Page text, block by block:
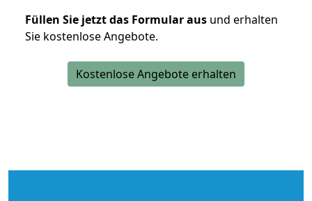
Füllen Sie jetzt das Formular aus und erhalten
Sie kostenlose Angebote.
Kostenlose Angebote erhalten